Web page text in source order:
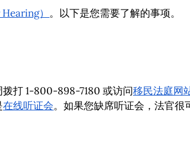
） 。以下是您需要了解的事项。
打 1-800-898-7180 或访问移民法庭网
在线听证会。如果您缺席听证会，法官很